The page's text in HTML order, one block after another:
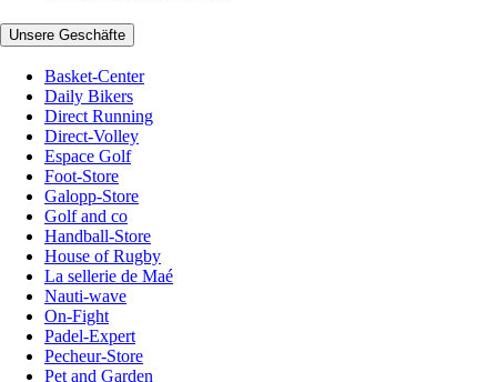
Unsere Geschäfte
Basket-Center
Daily Bikers
Direct Running
Direct-Volley
Espace Golf
Foot-Store
Galopp-Store
Golf and co
Handball-Store
House of Rugby
La sellerie de Maé
Nauti-wave
On-Fight
Padel-Expert
Pecheur-Store
Pet and Garden